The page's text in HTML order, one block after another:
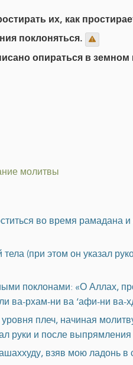
их, как
поклоняться.
опираться в
молитвы
во время рамадана
(при этом он указал
поклонами: «О Аллах,
рхам-ни ва ‘афи-ни ва-
плеч, начиная
и после выпрямления
взяв мою ладонь в